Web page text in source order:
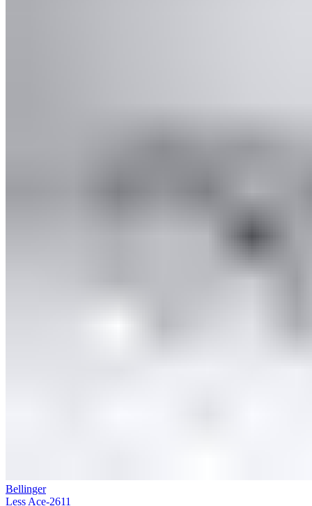
Bellinger
Less Ace-2611